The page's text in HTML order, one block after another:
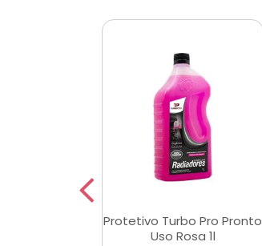
Protetivo Turbo Pro Pronto
Uso Rosa 1l